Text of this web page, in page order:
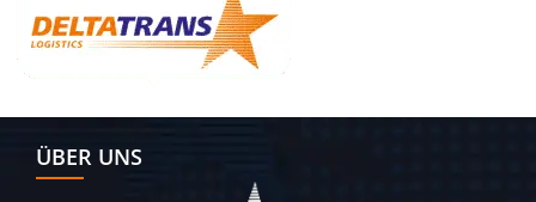
ÜBER UNS